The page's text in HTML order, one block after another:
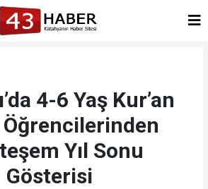
4-6 Yaş Kur’an
Yıl Sonu
Gösterisi